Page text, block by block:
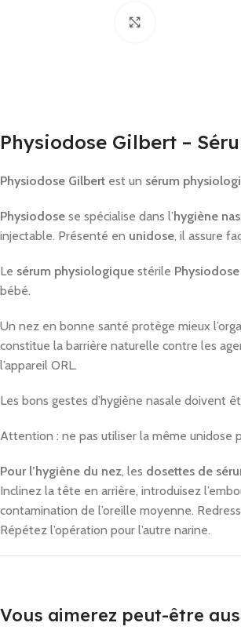
Physiodose Gilbert –
Physiodose Gilbert est un sérum
Physiodose se spécialise dans l’hygiène
injectable. Présenté en unidose, il assure
Le sérum physiologique stérile
bébé.
Un nez en bonne santé protège mieux
constitue la barrière naturelle contre les
l’appareil ORL.
Les bons gestes d’hygiène nasale doivent
Attention : ne pas utiliser la même unidose
Pour l’hygiène du nez, les dosettes de
Inclinez la tête en arrière, introduisez
contamination de l’oreille moyenne.
Répétez l’opération pour l’autre narine.
Vous aimerez peut-être